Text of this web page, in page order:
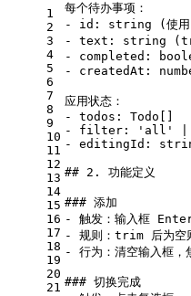
1
2
3
4
5
6
7
8
9
10
11
12
13
14
15
16
17
18
19
20
21
每个待办事项：
- id: string (使用
- text: string (trim
- completed:
- createdAt:
应用状态：
- todos: Todo[]
- filter: 'all' |
- editingId:
## 2. 功能定义
### 添加
- 触发：输入框
- 规则：trim 后为空
- 行为：清空输入框，
### 切换完成